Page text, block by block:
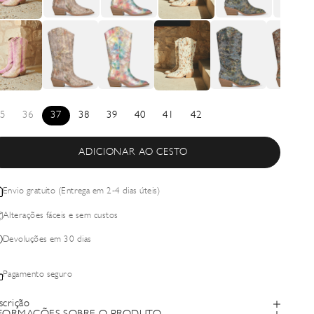
36 37 38 39 40 41 42
ADICIONAR AO CESTO
Envio gratuito (Entrega em 2-4 dias úteis)
Alterações fáceis e sem custos
Devoluções em 30 dias
Pagamento seguro